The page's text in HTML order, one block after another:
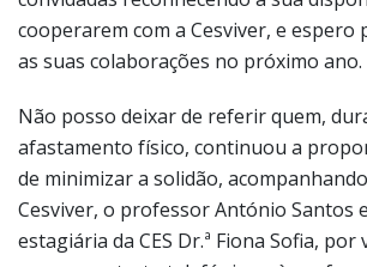
cooperarem com a Cesviver, e espero
as suas colaborações no próximo ano.
Não posso deixar de referir quem,
afastamento físico, continuou a
de minimizar a solidão,
Cesviver, o professor António Santos
estagiária da CES Dr.ª Fiona Sofia, por